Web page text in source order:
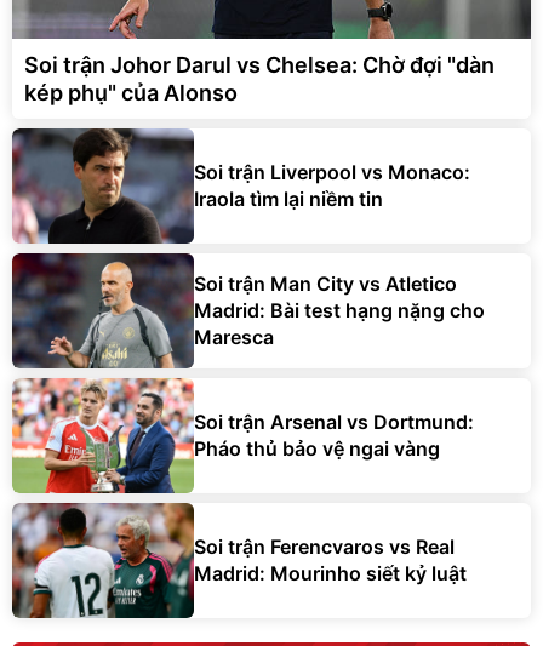
Soi trận Johor Darul vs Chelsea: Chờ đợi "dàn
kép phụ" của Alonso
Soi trận Liverpool vs Monaco:
Iraola tìm lại niềm tin
Soi trận Man City vs Atletico
Madrid: Bài test hạng nặng cho
Maresca
Soi trận Arsenal vs Dortmund:
Pháo thủ bảo vệ ngai vàng
Soi trận Ferencvaros vs Real
Madrid: Mourinho siết kỷ luật